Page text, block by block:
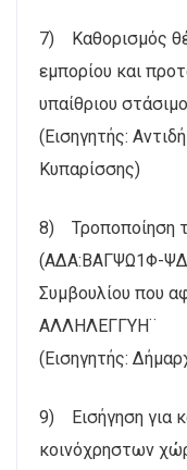
7) Καθορισμός
εμπορίου και
υπαίθριου
(Εισηγητής:
Κυπαρίσσης)
8) Τροποποίηση
(ΑΔΑ:ΒΑΓΨΩ1Φ-
Συμβουλίου που
ΑΛΛΗΛΕΓΓΥΗ¨
(Εισηγητής:
9) Εισήγηση για
κοινόχρηστων